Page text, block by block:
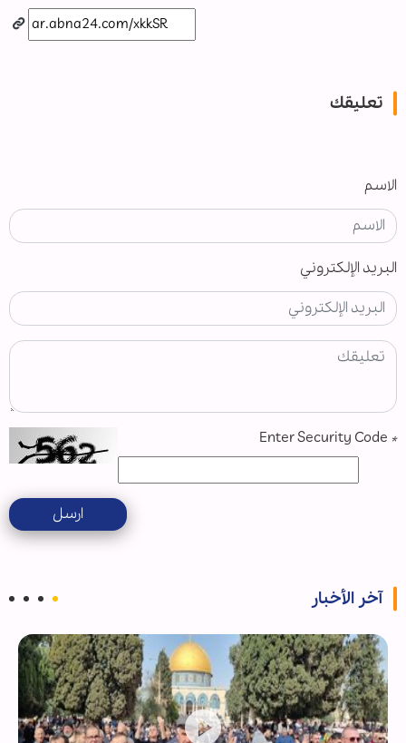
تعليقك
الاسم
البريد الإلكتروني
*
ارسل
آخر الأخبار